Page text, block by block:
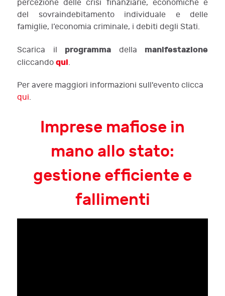
percezione delle crisi finanziarie, economiche e
del sovraindebitamento individuale e delle
famiglie, l’economia criminale, i debiti degli Stati.
Scarica il programma della manifestazione
cliccando qui.
Per avere maggiori informazioni sull'evento clicca
qui.
Imprese mafiose in
mano allo stato:
gestione efficiente e
fallimenti